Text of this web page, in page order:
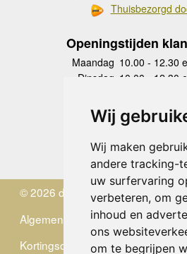
Wij
Wij maken
andere tracking-
uw surfervaring
verbeteren, om
inhoud en
ons
om te begrijpen
Thuisbezorgd
Openingstijden
Maandag 10.00 - 12.30
Dinsdag 10.00 - 12.30
Donderdag
10.00 - 12.30
Vrijdag 10.00 - 12.30
Zaterdag
Zondag
© 2026 de Zwerver
Algemene Voorwaarden
Kortingscode